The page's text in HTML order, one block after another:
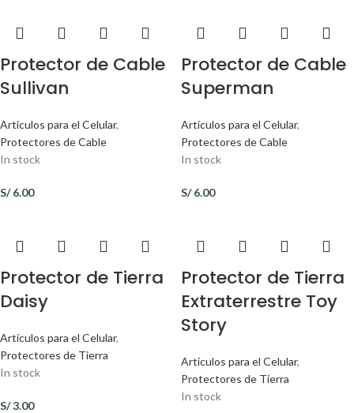
Protector de Cable
Sullivan
Artículos para el Celular,
Protectores de Cable
In stock
S/6.00
Protector de Cable
Superman
Artículos para el Celular,
Protectores de Cable
In stock
S/6.00
Protector de Tierra
Daisy
Artículos para el Celular,
Protectores de Tierra
In stock
S/3.00
Protector de Tierra
Extraterrestre Toy
Story
Artículos para el Celular,
Protectores de Tierra
In stock